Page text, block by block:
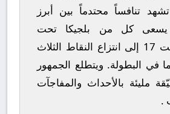
تنافساً محتدماً بين أبرز
يسعى كل من بلجيكا تحت
إلى انتزاع النقاط الثلاث
في البطولة. ويتطلع الجمهور
مليئة بالأحداث والمفاجآت
.